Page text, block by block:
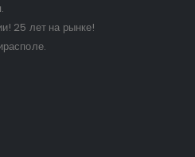
25 лет на рынке!